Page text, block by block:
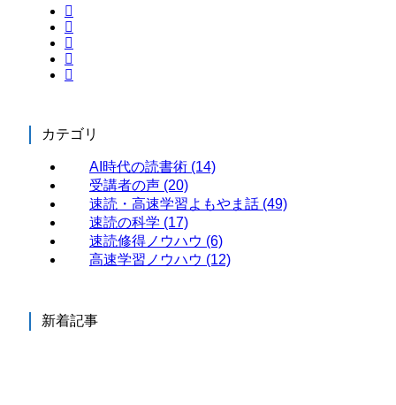
カテゴリ
AI時代の読書術 (14)
受講者の声 (20)
速読・高速学習よもやま話 (49)
速読の科学 (17)
速読修得ノウハウ (6)
高速学習ノウハウ (12)
新着記事